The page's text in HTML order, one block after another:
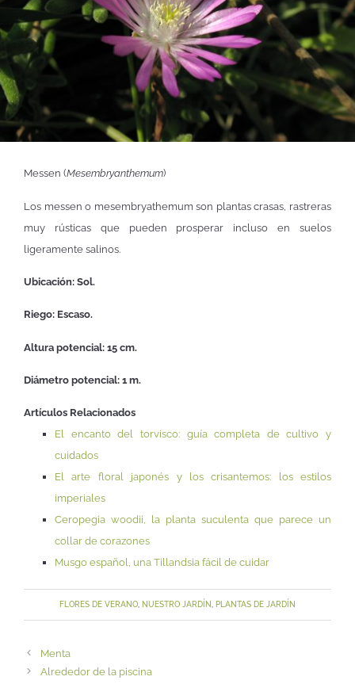
Messen (Mesembryanthemum)
Los messen o mesembryathemum son plantas crasas, rastreras
muy rústicas que pueden prosperar incluso en suelos
ligeramente salinos.
Ubicación: Sol.
Riego: Escaso.
Altura potencial: 15 cm.
Diámetro potencial: 1 m.
Artículos Relacionados
El encanto del torvisco: guía completa de cultivo y
cuidados
El arte floral japonés y los crisantemos: los estilos
imperiales
Ceropegia woodii, la planta suculenta que parece un
collar de corazones
Musgo español, una Tillandsia fácil de cuidar
FLORES DE VERANO NUESTRO JARDÍN PLANTAS DE JARDÍN
Menta
Alrededor de la piscina